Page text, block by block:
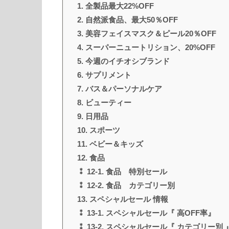
1. 全製品最大22%OFF
2. 自然派食品、最大50％OFF
3. 美容フェイスマスク＆ピール20％OFF
4. スーパーニュートリション、20%OFF
5. 今週のイチオシブランド
6. サプリメント
7. バス＆パーソナルケア
8. ビューティー
9. 日用品
10. スポーツ
11. ベビー＆キッズ
12. 食品
⁑ 12-1. 食品 特別セール
⁑ 12-2. 食品 カテゴリー別
13. スペシャルセール 情報
⁑ 13-1. スペシャルセール『 高OFF率』
⁑ 13-2. スペシャルセール『 カテゴリー別